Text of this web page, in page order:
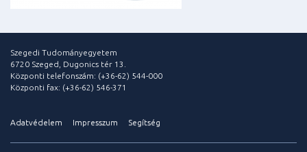
Szegedi Tudományegyetem
6720 Szeged, Dugonics tér 13.
Központi telefonszám: (+36-62) 544-000
Központi fax: (+36-62) 546-371
Adatvédelem Impresszum Segítség